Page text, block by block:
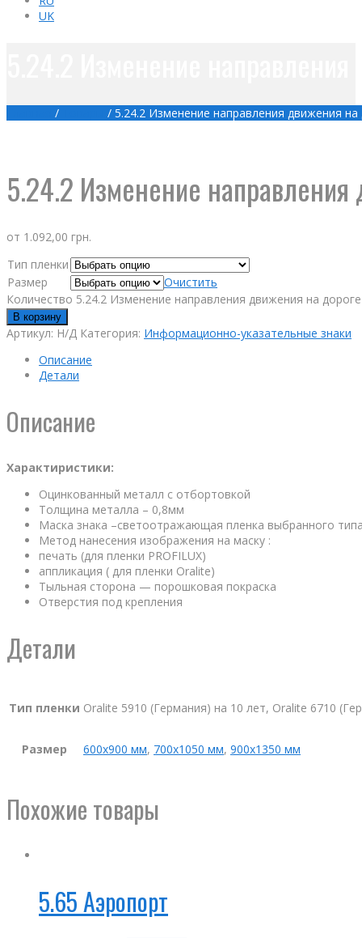
UK
/ / 5.24.2 Изменение направления движения
5.24.2 Изменение
от 1.092,00 грн.
Тип пленки
Размер
Очистить
Количество 5.24.2 Изменение направления движения на
В корзину
Артикул: Н/Д Категория: Информационно-указательные знаки
Описание
Детали
Описание
Характиристики:
Оцинкованный металл с отбортовкой
Толщина металла – 0,8мм
Маска знака –светоотражающая пленка выбранного
Метод нанесения изображения на маску :
печать (для пленки PROFILUX)
аппликация ( для пленки Oralite)
Тыльная сторона — порошковая покраска
Отверстия под крепления
Детали
Тип пленки Oralite 5910 (Германия) на 10 лет, Oralite 6710
Размер 600х900 мм, 700х1050 мм, 900х1350 мм
Похожие товары
5.65 Аэропорт